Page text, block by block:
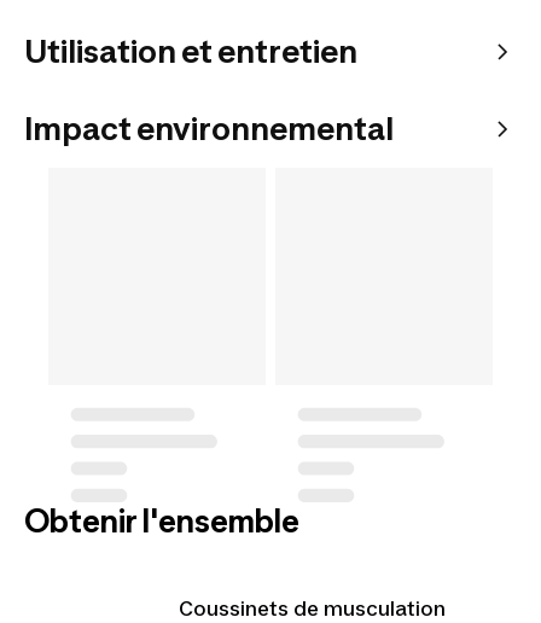
Utilisation et entretien
Impact environnemental
Obtenir l'ensemble
Coussinets de musculation